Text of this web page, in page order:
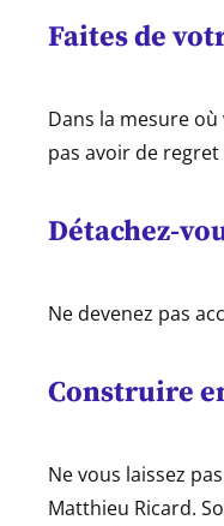
Faites de
Dans la mesure
pas avoir de regret
Détachez-
Ne devenez pas
Construire
Ne vous laissez
Matthieu Ricard.